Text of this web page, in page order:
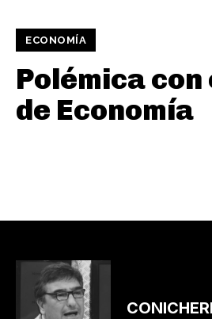
ECONOMÍA
Polémica con
de Economía